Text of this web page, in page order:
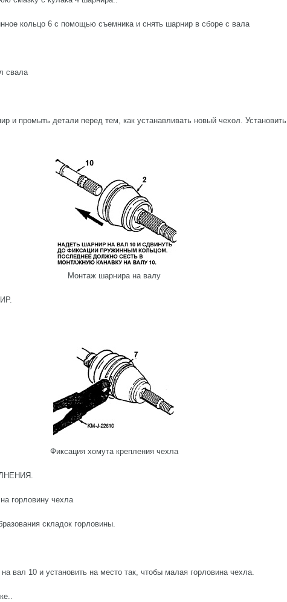
кольцо 6 с помощью съемника и снять шарнир в сборе с вала
свала
и промыть детали перед тем, как устанавливать новый чехол. Установить
Монтаж шарнира на валу
Фиксация хомута крепления чехла
горловину чехла
складок горловины.
вал 10 и установить на место так, чтобы малая горловина чехла.